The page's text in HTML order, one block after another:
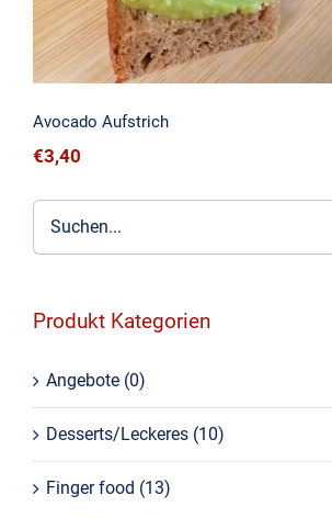
Avocado Aufstrich
€3,40
Produkt Kategorien
Angebote (0)
Desserts/Leckeres (10)
Finger food (13)